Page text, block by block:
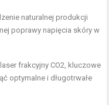
naturalnej produkcji
poprawy napięcia skóry w
frakcyjny CO2, kluczowe
optymalne i długotrwałe